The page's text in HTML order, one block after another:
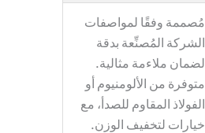
مُصممة وفقًا لمواصفات
الشركة المُصنِّعة بدقة
لضمان ملاءمة مثالية.
متوفرة من الألومنيوم أو
الفولاذ المقاوم للصدأ، مع
خيارات لتخفيف الوزن.